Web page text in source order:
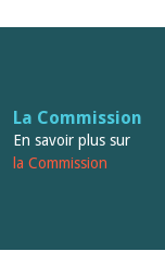
La Commission
En savoir plus sur
la Commission